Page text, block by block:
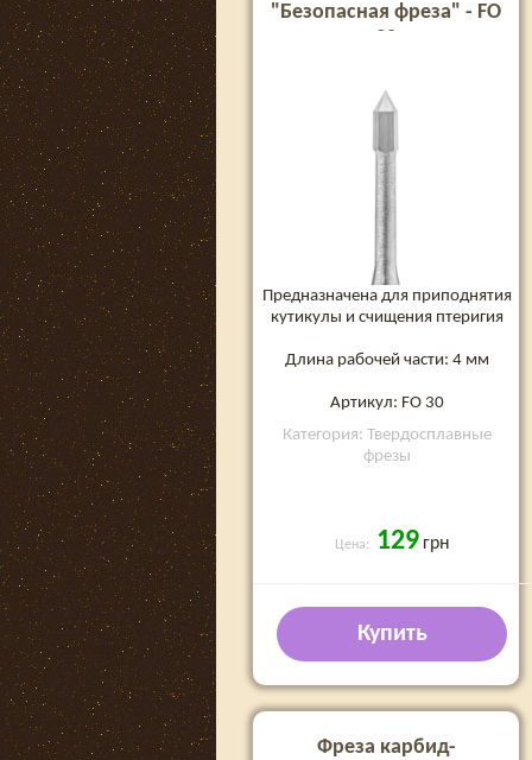
"Безопасная фреза" - FO
30
Предназначена для приподнятия
кутикулы и счищения птеригия
Длина рабочей части: 4 мм
Артикул: FO 30
Категория: Твердосплавные
фрезы
Цена: 129 грн
Купить
Фреза карбид-